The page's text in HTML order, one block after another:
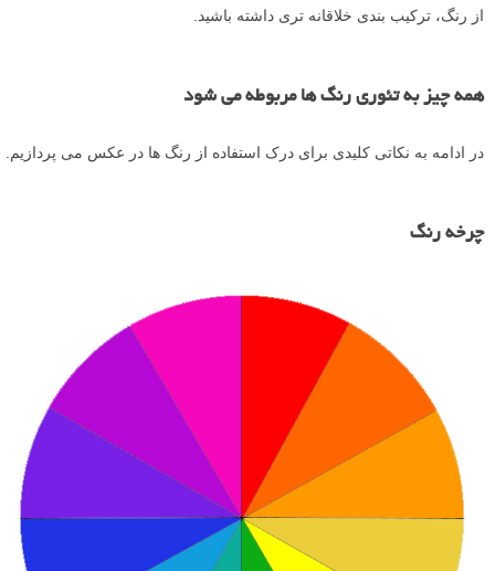
از رنگ، ترکیب بندی خلاقانه تری داشته باشید.
همه چیز به تئوری رنگ ها مربوطه می شود
در ادامه به نکاتی کلیدی برای درک استفاده از رنگ ها در عکس می پردازیم.
چرخه رنگ